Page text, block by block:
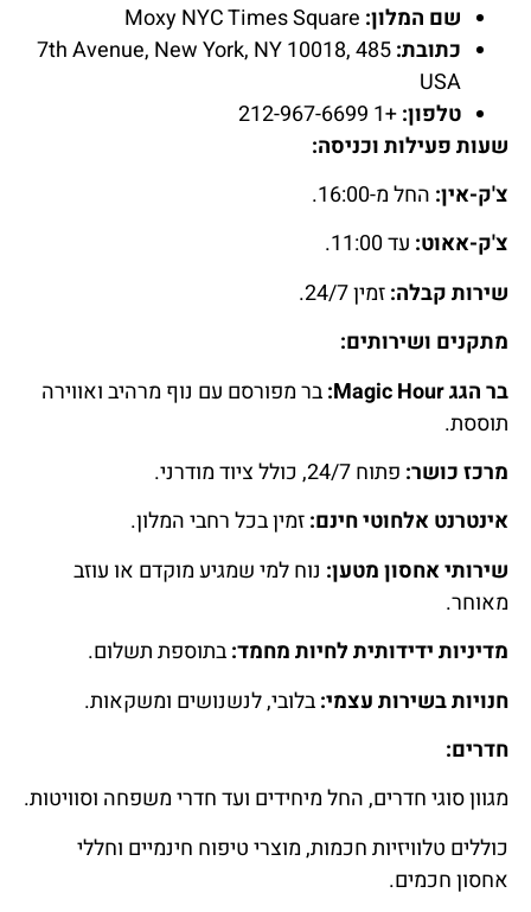
שם המלון:
כתובת:
485 7th Avenue, New York, NY 10018,
USA
טלפון:+1 212-967-6699
שעות פעילות וכניסה:
צ'ק-אין: החל מ-16:00.
צ'ק-אאוט: עד 11:00.
שירות קבלה:זמין 24/7.
מתקנים ושירותים:
בר הגג Magic Hour:
בר מפורסם עם נוף מרהיב ואווירה
תוססת.
מרכז כושר: פתוח 24/7, כולל ציוד מודרני.
אינטרנט אלחוטי חינם:זמין בכל רחבי המלון.
שירותי אחסון מטען: נוח למי שמגיע מוקדם או עוזב
מאוחר.
מדיניות ידידותית לחיות מחמד:בתוספת תשלום.
חנויות בשירות עצמי:בלובי, לנשנושים ומשקאות.
חדרים:
מגוון סוגי חדרים, החל מיחידים ועד חדרי משפחה וסוויטות.
כוללים טלוויזיות חכמות, מוצרי טיפוח חינמיים וחללי
אחסון חכמים.